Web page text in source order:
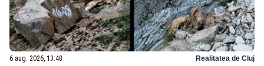
6 aug. 2026, 13:48 Realitatea de Cluj